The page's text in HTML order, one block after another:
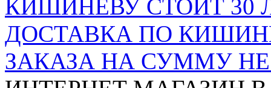
КИШИНЁВУ СТОИТ 30
ДОСТАВКА ПО
ЗАКАЗА НА СУММУ НЕ